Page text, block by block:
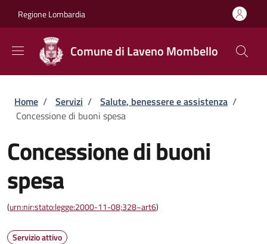
Regione Lombardia
Comune di Laveno Mombello
Briciole di pane
Home / Servizi / Salute, benessere e assistenza /
Concessione di buoni spesa
Concessione di buoni
spesa
(urn:nir:stato:legge:2000-11-08;328~art6)
Servizio attivo